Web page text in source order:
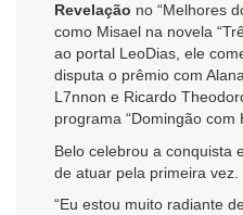
Revelação no “Melhores
como Misael na novela
ao portal LeoDias, ele
disputa o prêmio com
L7nnon e Ricardo
programa “Domingão com
Belo celebrou a conquista
de atuar pela primeira vez.
“Eu estou muito radiante